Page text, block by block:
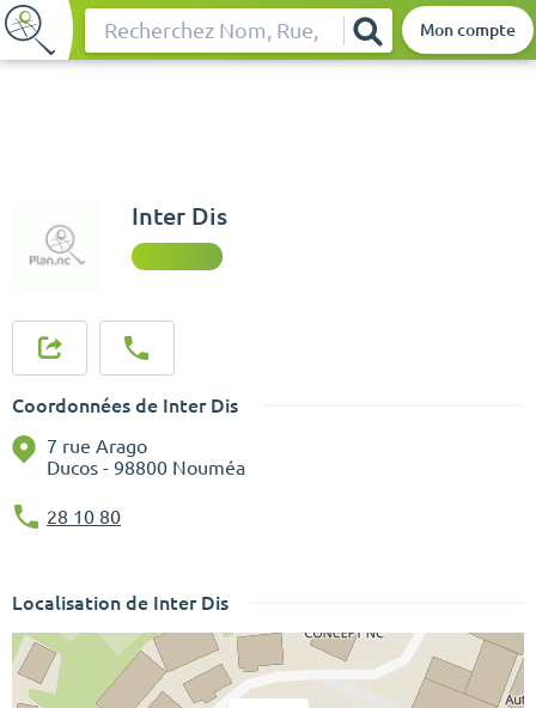
Rechercher Mon compte
Inter Dis
Coordonnées de Inter Dis
7 rue Arago
Ducos - 98800 Nouméa
28 10 80
Localisation de Inter Dis